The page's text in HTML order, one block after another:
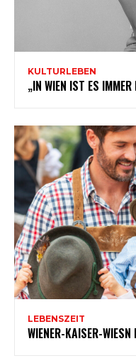
KULTURLEBEN
„IN WIEN IST ES IMMER
LEBENSZEIT
WIENER-KAISER-